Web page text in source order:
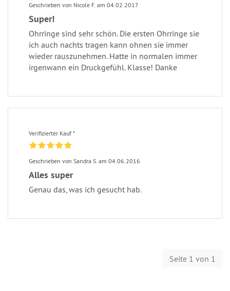
Geschrieben von Nicole F. am 04.02.2017
Super!
Ohrringe sind sehr schön. Die ersten Ohrringe sie
ich auch nachts tragen kann ohnen sie immer
wieder rauszunehmen. Hatte in normalen immer
irgenwann ein Druckgefühl. Klasse! Danke
Verifizierter Kauf *
Geschrieben von Sandra S. am 04.06.2016
Alles super
Genau das, was ich gesucht hab.
Seite 1 von 1